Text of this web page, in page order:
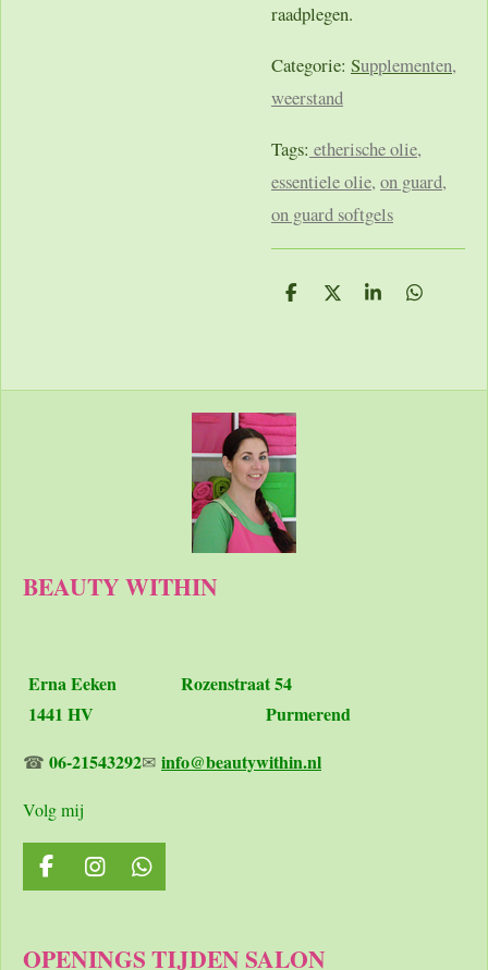
raadplegen.
Categorie: Supplementen,
weerstand
Tags: etherische olie,
essentiele olie, on guard,
on guard softgels
D
D
S
D
BEAUTY WITHIN
Erna Eeken Rozenstraat 54
1441 HV Purmerend
☎ 06-21543292✉ info@beautywithin.nl
Volg mij
F
a
b
I
n
a
W
h
s
OPENINGS TIJDEN SALON